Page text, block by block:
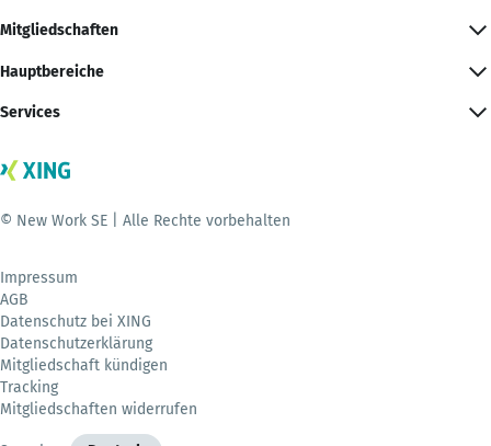
Mitgliedschaften
Hauptbereiche
Services
© New Work SE | Alle Rechte vorbehalten
Impressum
AGB
Datenschutz bei XING
Datenschutzerklärung
Mitgliedschaft kündigen
Tracking
Mitgliedschaften widerrufen